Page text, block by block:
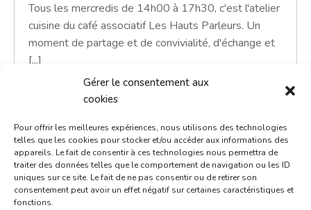
Gérer le consentement aux
cookies
Pour offrir les meilleures expériences, nous utilisons des technologies
telles que les cookies pour stocker et/ou accéder aux informations des
appareils. Le fait de consentir à ces technologies nous permettra de
traiter des données telles que le comportement de navigation ou les ID
uniques sur ce site. Le fait de ne pas consentir ou de retirer son
consentement peut avoir un effet négatif sur certaines caractéristiques et
fonctions.
Tous les mercredis de 14h00 à 17h30, c'est l'atelier
cuisine du café associatif Les Hauts Parleurs. Un
moment de partage et de convivialité, d'échange et
[...]
En savoir plus